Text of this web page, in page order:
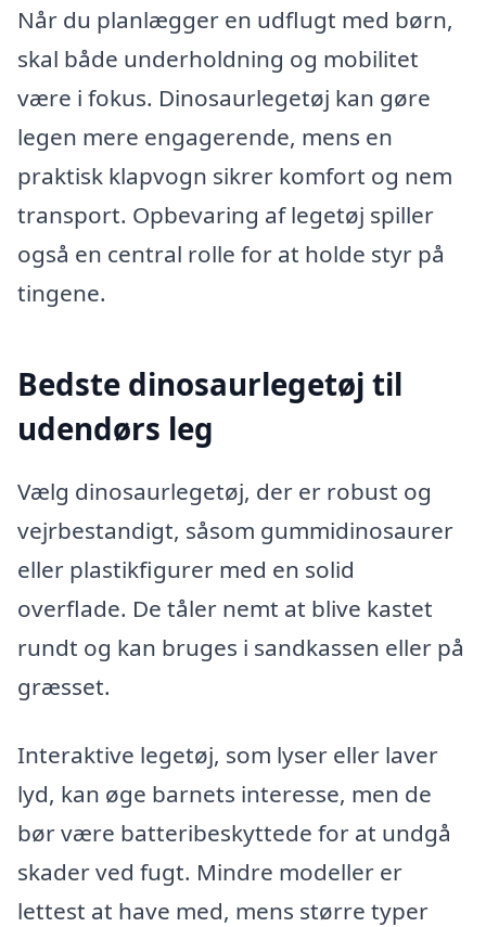
Når du planlægger en udflugt med børn,
skal både underholdning og mobilitet
være i fokus. Dinosaurlegetøj kan gøre
legen mere engagerende, mens en
praktisk klapvogn sikrer komfort og nem
transport. Opbevaring af legetøj spiller
også en central rolle for at holde styr på
tingene.
Bedste dinosaurlegetøj til
udendørs leg
Vælg dinosaurlegetøj, der er robust og
vejrbestandigt, såsom gummidinosaurer
eller plastikfigurer med en solid
overflade. De tåler nemt at blive kastet
rundt og kan bruges i sandkassen eller på
græsset.
Interaktive legetøj, som lyser eller laver
lyd, kan øge barnets interesse, men de
bør være batteribeskyttede for at undgå
skader ved fugt. Mindre modeller er
lettest at have med, mens større typer